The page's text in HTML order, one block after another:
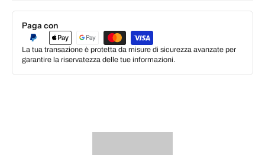
Paga con
La tua transazione è protetta da misure di sicurezza avanzate per
garantire la riservatezza delle tue informazioni.